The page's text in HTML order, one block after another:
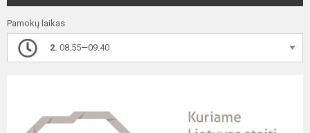
Pamokų laikas
2. 08.55—09.40